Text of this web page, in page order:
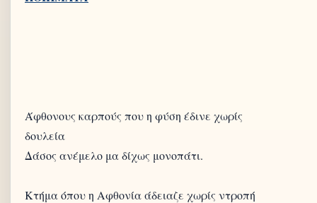
Άφθονους καρπούς που η φύση έδινε χωρίς
δουλεία
Δάσος ανέμελο μα δίχως μονοπάτι.
Κτήμα όπου η Αφθονία άδειαζε χωρίς ντροπή